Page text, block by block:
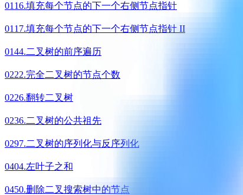
0116.填充每个节点的下一个右侧节点指针
0117.填充每个节点的下一个右侧节点指针 II
0144.二叉树的前序遍历
0222.完全二叉树的节点个数
0226.翻转二叉树
0236.二叉树的公共祖先
0297.二叉树的序列化与反序列化
0404.左叶子之和
0450.删除二叉搜索树中的节点